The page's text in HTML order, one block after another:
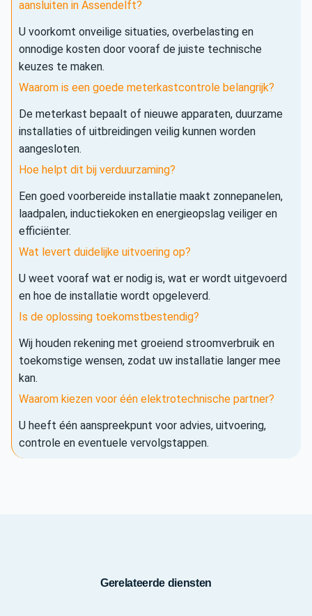
aansluiten in Assendelft?
U voorkomt onveilige situaties, overbelasting en
onnodige kosten door vooraf de juiste technische
keuzes te maken.
Waarom is een goede meterkastcontrole belangrijk?
De meterkast bepaalt of nieuwe apparaten, duurzame
installaties of uitbreidingen veilig kunnen worden
aangesloten.
Hoe helpt dit bij verduurzaming?
Een goed voorbereide installatie maakt zonnepanelen,
laadpalen, inductiekoken en energieopslag veiliger en
efficiënter.
Wat levert duidelijke uitvoering op?
U weet vooraf wat er nodig is, wat er wordt uitgevoerd
en hoe de installatie wordt opgeleverd.
Is de oplossing toekomstbestendig?
Wij houden rekening met groeiend stroomverbruik en
toekomstige wensen, zodat uw installatie langer mee
kan.
Waarom kiezen voor één elektrotechnische partner?
U heeft één aanspreekpunt voor advies, uitvoering,
controle en eventuele vervolgstappen.
Gerelateerde diensten